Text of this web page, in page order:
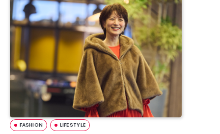
FASHION LIFE STYLE